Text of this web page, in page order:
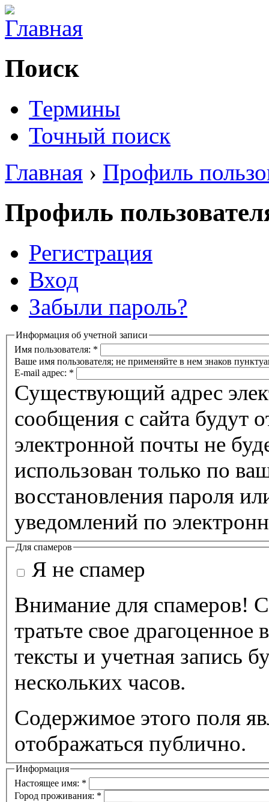
Поиск
Термины
Точный поиск
Главная › Профиль
Профиль
Регистрация
Вход
Забыли пароль?
Информация об учетной записи
Имя пользователя: *
Ваше имя пользователя; не применяйте в нем знаков
E-mail адрес: *
Существующий адрес
сообщения с сайта будут
электронной почты не
использован только по
восстановления пароля
уведомлений по
Для спамеров
Я не спамер
Внимание для спамеров!
тратьте свое
тексты и учетная запись
нескольких часов.
Содержимое этого поля
отображаться публично.
Информация
Настоящее имя: *
Город проживания: *